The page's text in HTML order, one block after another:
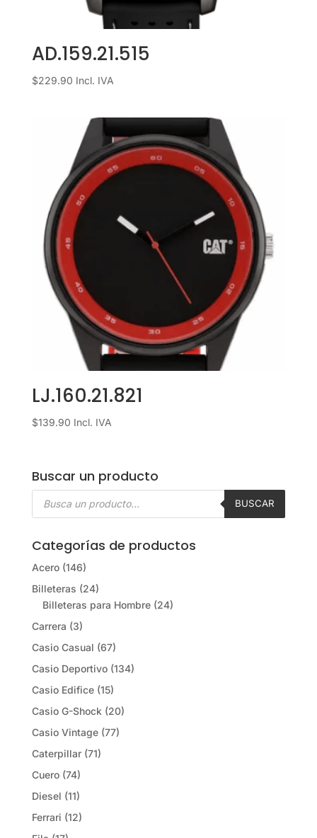
AD.159.21.515
$229.90 Incl. IVA
LJ.160.21.821
$139.90 Incl. IVA
Buscar un producto
Búsqueda
BUSCAR
Categorías de productos
Acero (146)
Billeteras (24)
Billeteras para Hombre (24)
Carrera (3)
Casio Casual (67)
Casio Deportivo (134)
Casio Edifice (15)
Casio G-Shock (20)
Casio Vintage (77)
Caterpillar (71)
Cuero (74)
Diesel (11)
Ferrari (12)